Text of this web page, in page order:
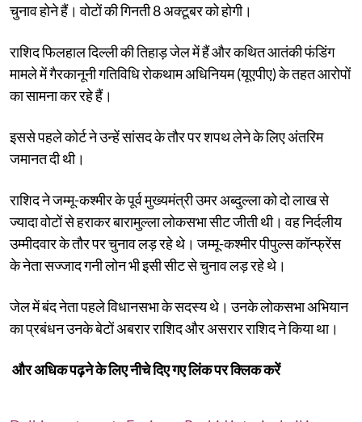
चुनाव होने हैं। वोटों की गिनती 8 अक्टूबर को होगी।
राशिद फिलहाल दिल्ली की तिहाड़ जेल में हैं और कथित आतंकी फंडिंग
मामले में गैरकानूनी गतिविधि रोकथाम अधिनियम (यूएपीए) के तहत आरोपों
का सामना कर रहे हैं।
इससे पहले कोर्ट ने उन्हें सांसद के तौर पर शपथ लेने के लिए अंतरिम
जमानत दी थी।
राशिद ने जम्मू-कश्मीर के पूर्व मुख्यमंत्री उमर अब्दुल्ला को दो लाख से
ज्यादा वोटों से हराकर बारामुल्ला लोकसभा सीट जीती थी। वह निर्दलीय
उम्मीदवार के तौर पर चुनाव लड़ रहे थे। जम्मू-कश्मीर पीपुल्स कॉन्फ्रेंस
के नेता सज्जाद गनी लोन भी इसी सीट से चुनाव लड़ रहे थे।
जेल में बंद नेता पहले विधानसभा के सदस्य थे। उनके लोकसभा अभियान
का प्रबंधन उनके बेटों अबरार राशिद और असरार राशिद ने किया था।
और अधिक पढ़ने के लिए नीचे दिए गए लिंक पर क्लिक करें